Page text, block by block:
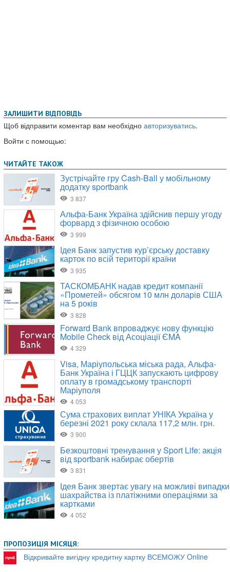
ЗАЛИШИТИ ВІДПОВІДЬ
Щоб відправити коментар вам необхідно авторизуватись.
Войти с помощью:
ПРОПОЗИЦІЯ МІСЯЦЯ:
Відкривайте вигідну кредитну картку ВСЕМОЖУ Online